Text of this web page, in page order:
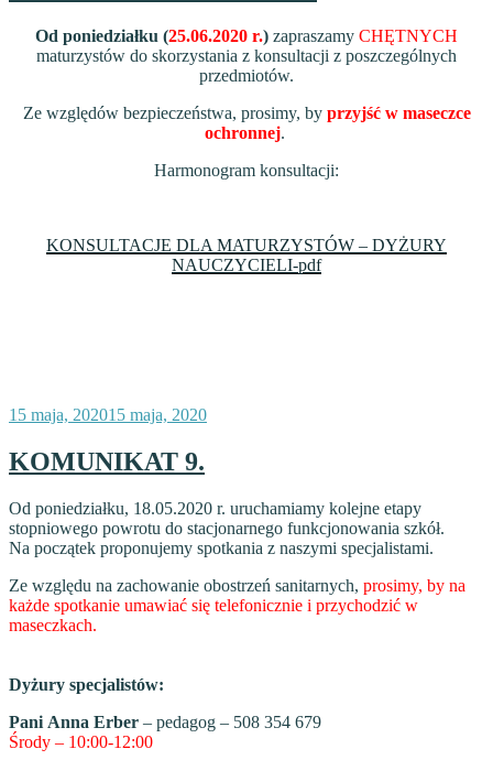
Od poniedziałku (25.06.2020 r.) zapraszamy CHĘTNYCH
maturzystów do skorzystania z konsultacji z poszczególnych
przedmiotów.
Ze względów bezpieczeństwa, prosimy, by przyjść w maseczce
ochronnej.
Harmonogram konsultacji:
KONSULTACJE DLA MATURZYSTÓW – DYŻURY
NAUCZYCIELI-pdf
Opublikowane
15 maja, 202015 maja, 2020
KOMUNIKAT 9.
Od poniedziałku, 18.05.2020 r. uruchamiamy kolejne etapy
stopniowego powrotu do stacjonarnego funkcjonowania szkół.
Na początek proponujemy spotkania z naszymi specjalistami.
Ze względu na zachowanie obostrzeń sanitarnych, prosimy, by na
każde spotkanie umawiać się telefonicznie i przychodzić w
maseczkach.
Dyżury specjalistów:
Pani Anna Erber – pedagog – 508 354 679
Środy – 10:00-12:00